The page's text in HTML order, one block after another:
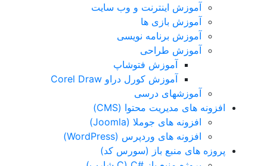
آموزش اینترنت و وب سایت
آموزش بازی ها
آموزش برنامه نویسی
آموزش طراحی
آموزش فتوشاپ
آموزش کورل دراو Corel Draw
آموزشهای درسی
افزونه های مدیریت محتوا (CMS)
افزونه های جوملا (Joomla)
افزونه های وردپرس (WordPress)
پروزه های منبع باز (سورس کد)